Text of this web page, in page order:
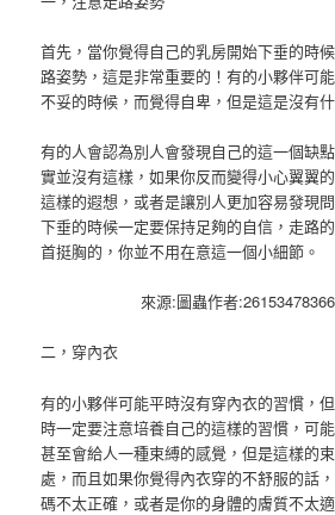
首先，當你覺得自己的乳房開始下垂的時
路姿勢，這是非常重要的！有的小夥伴可
不妥的時候，而覺得自卑，但是這是沒有
有的人會認為別人會發現自己的這一個缺
實並沒有這樣，如果你反而變得小心翼翼
這樣的遐想，或者是讓別人更加容易發現
下垂的時候一定要保持足夠的自信，走路
首挺胸的，你並不用在意這一個小細節。
來源:圖蟲作者
二，穿內衣
有的小夥伴可能平時沒有穿內衣的習慣，
時一定要注意培養自己的這樣的習慣，可
甚至會給人一種束縛的感覺，但是這樣的
處，而且如果你覺得內衣穿的不舒服的話
碼不太正確，或者是你的身體的膚質不太